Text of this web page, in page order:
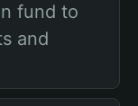
fund to
and